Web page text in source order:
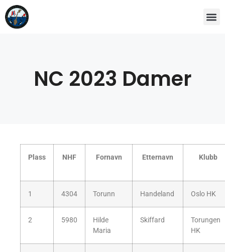
NC 2023 Damer
Plass NHF Fornavn Etternavn Klubb
1 4304 Torunn Handeland Oslo HK
2 5980
Hilde
Maria
Skiffard
Torungen
HK